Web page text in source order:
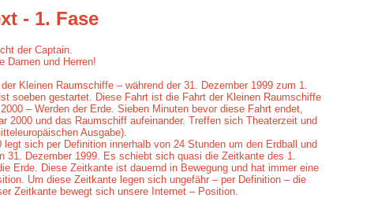
- 1. Fase
der Captain.
Damen und Herren!
Kleinen Raumschiffe – während der 31. Dezember 1999 zum 1.
soeben gestartet. Diese Fahrt ist die Fahrt der Kleinen Raumschiffe
– Werden der Erde. Sieben Minuten bevor diese Fahrt endet,
2000 und das Raumschiff aufeinander. Treffen sich Theaterzeit und
Ausgabe).
legt sich per Definition innerhalb von 24 Stunden um den Erdball und
31. Dezember 1999. Es schiebt sich quasi die Zeitkante des 1.
Erde. Diese Zeitkante ist dauernd in Bewegung und hat immer eine
Um diese Zeitkante legen sich ungefähr – per Definition – die
Zeitkante bewegt sich unsere Internet – Position.